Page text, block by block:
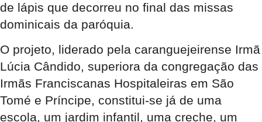
de lápis que decorreu no final das missas
dominicais da paróquia.
O projeto, liderado pela caranguejeirense Irmã
Lúcia Cândido, superiora da congregação das
Irmãs Franciscanas Hospitaleiras em São
Tomé e Príncipe, constitui-se já de uma
escola, um jardim infantil, uma creche, um